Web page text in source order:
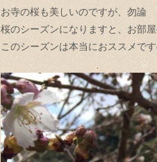
お寺の桜も美しいのですが、勿論
桜のシーズンになりますと、お部
このシーズンは本当におススメで